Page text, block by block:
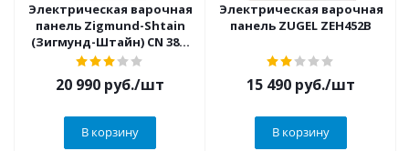
Электрическая варочная
панель Zigmund-Shtain
(Зигмунд-Штайн) CN 38.3
W
20 990 руб./шт
В корзину
Электрическая варочная
панель ZUGEL ZEH452B
15 490 руб./шт
В корзину